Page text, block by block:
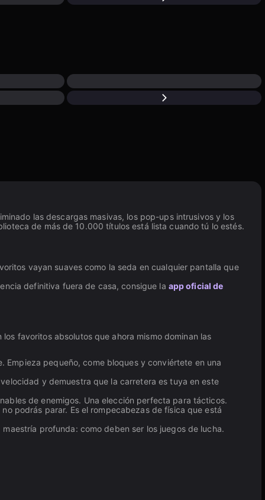
las descargas masivas, los pop-ups intrusivos y los
de más de 10.000 títulos está lista cuando tú lo estés.
vayan suaves como la seda en cualquier pantalla que
definitiva fuera de casa, consigue la app oficial de
favoritos absolutos que ahora mismo dominan las
pequeño, come bloques y conviértete en una
y demuestra que la carretera es tuya en este
de enemigos. Una elección perfecta para tácticos.
podrás parar. Es el rompecabezas de física que está
profunda: como deben ser los juegos de lucha.